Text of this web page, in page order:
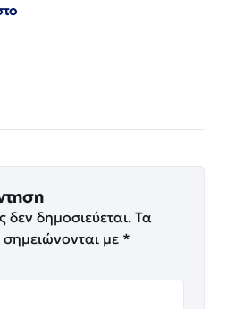
δεν δημοσιεύεται. Τα
με *